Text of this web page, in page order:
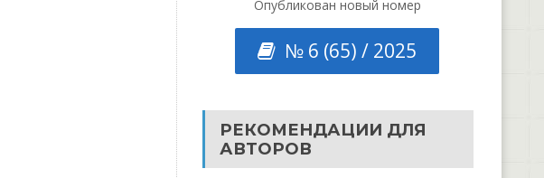
Опубликован новый номер
№ 6 (65) / 2025
РЕКОМЕНДАЦИИ ДЛЯ
АВТОРОВ